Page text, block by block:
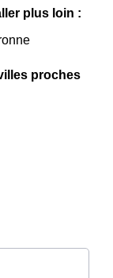
plus loin :
proches